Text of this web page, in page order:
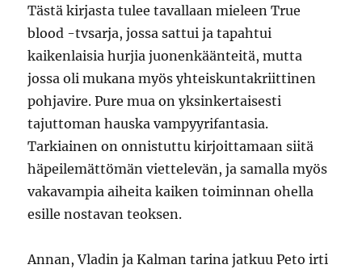
Tästä kirjasta tulee tavallaan mieleen True
blood -tvsarja, jossa sattui ja tapahtui
kaikenlaisia hurjia juonenkäänteitä, mutta
jossa oli mukana myös yhteiskuntakriittinen
pohjavire. Pure mua on yksinkertaisesti
tajuttoman hauska vampyyrifantasia.
Tarkiainen on onnistuttu kirjoittamaan siitä
häpeilemättömän viettelevän, ja samalla myös
vakavampia aiheita kaiken toiminnan ohella
esille nostavan teoksen.
Annan, Vladin ja Kalman tarina jatkuu Peto irti